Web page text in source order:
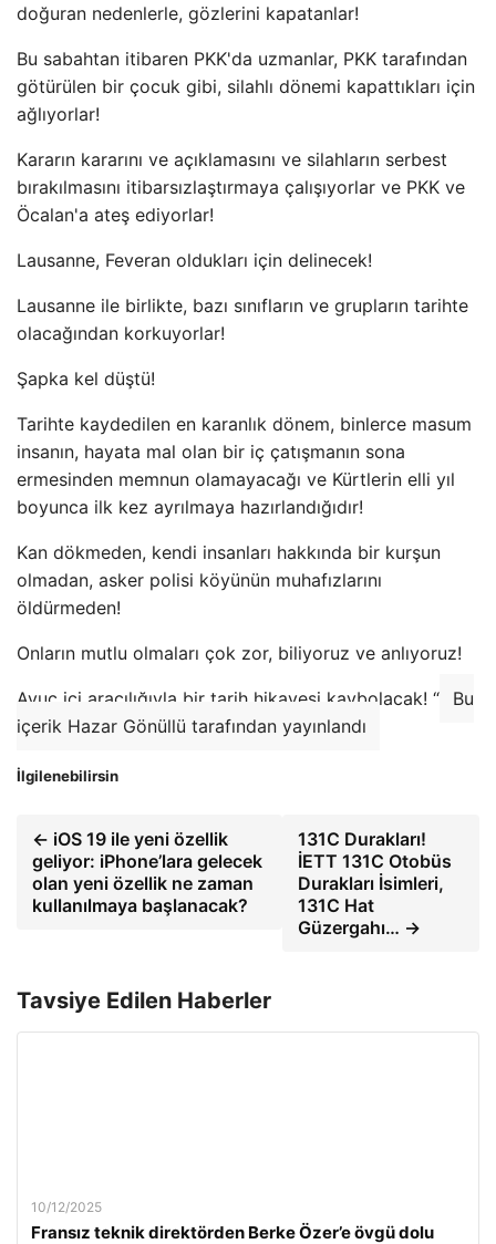
doğuran nedenlerle, gözlerini kapatanlar!
Bu sabahtan itibaren PKK'da uzmanlar, PKK tarafından
götürülen bir çocuk gibi, silahlı dönemi kapattıkları için
ağlıyorlar!
Kararın kararını ve açıklamasını ve silahların serbest
bırakılmasını itibarsızlaştırmaya çalışıyorlar ve PKK ve
Öcalan'a ateş ediyorlar!
Lausanne, Feveran oldukları için delinecek!
Lausanne ile birlikte, bazı sınıfların ve grupların tarihte
olacağından korkuyorlar!
Şapka kel düştü!
Tarihte kaydedilen en karanlık dönem, binlerce masum
insanın, hayata mal olan bir iç çatışmanın sona
ermesinden memnun olamayacağı ve Kürtlerin elli yıl
boyunca ilk kez ayrılmaya hazırlandığıdır!
Kan dökmeden, kendi insanları hakkında bir kurşun
olmadan, asker polisi köyünün muhafızlarını
öldürmeden!
Onların mutlu olmaları çok zor, biliyoruz ve anlıyoruz!
Avuç içi aracılığıyla bir tarih hikayesi kaybolacak! “
Bu
içerik Hazar Gönüllü tarafından yayınlandı
İlgilenebilirsin
← iOS 19 ile yeni özellik
geliyor: iPhone’lara gelecek
olan yeni özellik ne zaman
kullanılmaya başlanacak?
131C Durakları!
İETT 131C Otobüs
Durakları İsimleri,
131C Hat
Güzergahı… →
Tavsiye Edilen Haberler
10/12/2025
Fransız teknik direktörden Berke Özer’e övgü dolu